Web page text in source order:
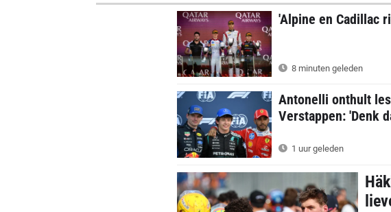
'Alpine en Cadillac
8 minuten geleden
Antonelli onthult
Verstappen: 'Denk
1 uur geleden